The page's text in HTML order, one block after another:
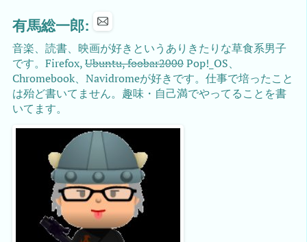
有馬総一郎:
音楽、読書、映画が好きというありきたりな草食系男子
です。Firefox,Ubuntu, foobar2000Pop!_OS、
Chromebook、Navidromeが好きです。仕事で培ったこと
は殆ど書いてません。趣味・自己満でやってることを書
いてます。